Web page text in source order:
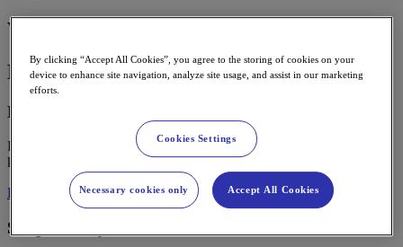
Vilken portal vill du logga in på?
Fysiska butiker
MyNets
Få en överblick kring din verksamhet, avräkningar och
korttransaktioner.
Logga in på MyNets
Skapa ett MyNets-konto
By clicking “Accept All Cookies”, you agree to the storing of cookies on your
device to enhance site navigation, analyze site usage, and assist in our marketing
efforts.
Cookies Settings
Necessary cookies only Accept All Cookies